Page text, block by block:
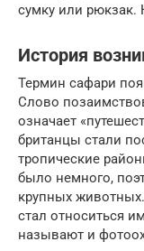
сумку или рюкзак.
История
Термин сафари
Слово
означает
британцы стали
тропические
было немного,
крупных
стал относиться
называют и